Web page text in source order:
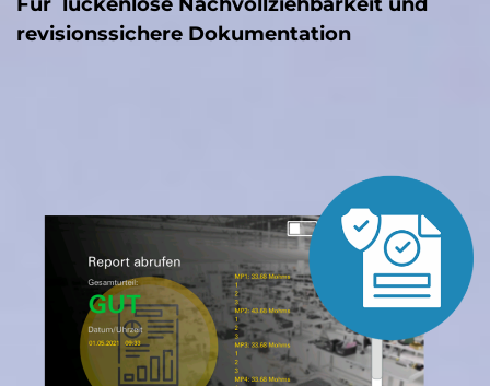
revisionssichere Dokumentation